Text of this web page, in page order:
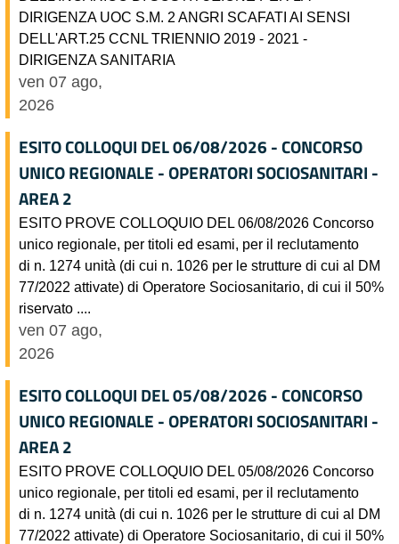
DIRIGENZA UOC S.M. 2 ANGRI SCAFATI AI SENSI
DELL'ART.25 CCNL TRIENNIO 2019 - 2021 -
DIRIGENZA SANITARIA
ven 07 ago,
2026
ESITO COLLOQUI DEL 06/08/2026 - CONCORSO
UNICO REGIONALE - OPERATORI SOCIOSANITARI -
AREA 2
ESITO PROVE COLLOQUIO DEL 06/08/2026 Concorso
unico regionale, per titoli ed esami, per il reclutamento
di n. 1274 unità (di cui n. 1026 per le strutture di cui al DM
77/2022 attivate) di Operatore Sociosanitario, di cui il 50%
riservato ....
ven 07 ago,
2026
ESITO COLLOQUI DEL 05/08/2026 - CONCORSO
UNICO REGIONALE - OPERATORI SOCIOSANITARI -
AREA 2
ESITO PROVE COLLOQUIO DEL 05/08/2026 Concorso
unico regionale, per titoli ed esami, per il reclutamento
di n. 1274 unità (di cui n. 1026 per le strutture di cui al DM
77/2022 attivate) di Operatore Sociosanitario, di cui il 50%